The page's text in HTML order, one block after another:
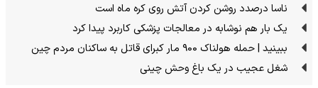
ناسا درصدد روشن کردن آتش روی کره ماه است
یک بار هم نوشابه در معالجات پزشکی کاربرد پیدا کرد
ببینید | حمله هولناک ۹۰۰ مار کبرای قاتل به ساکنان مردم چین
شغل عجیب در یک باغ وحش چینی